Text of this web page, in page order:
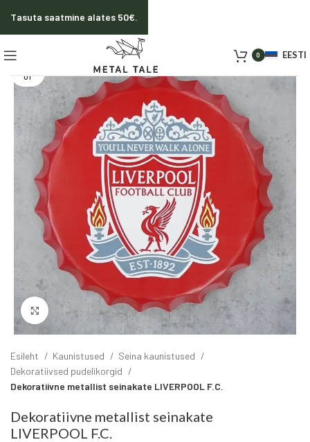
0 EESTI
UT
Click to enlarge
Esileht Kaunistused
Seina kaunistused
Dekoratiivsed pudelikorgid
Dekoratiivne metallist seinakate LIVERPOOL F.C.
Dekoratiivne metallist seinakate
LIVERPOOL F.C.
Tasuta saatmine alates 50€.